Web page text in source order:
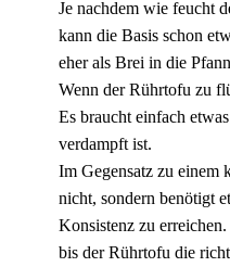
Je nachdem wie feucht
kann die Basis schon
eher als Brei in die
Wenn der Rührtofu zu
Es braucht einfach
verdampft ist.
Im Gegensatz zu einem
nicht, sondern benötigt
Konsistenz zu
bis der Rührtofu die